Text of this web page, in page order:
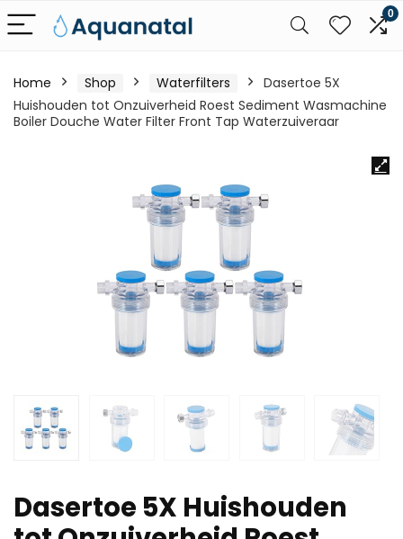
0
Home Shop Waterfilters
Dasertoe 5X
Huishouden tot Onzuiverheid Roest Sediment Wasmachine
Boiler Douche Water Filter Front Tap Waterzuiveraar
Dasertoe 5X Huishouden